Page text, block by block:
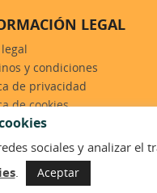
LEGAL
y condiciones
de privacidad
de cookies
sociales y analizar
. Aceptar